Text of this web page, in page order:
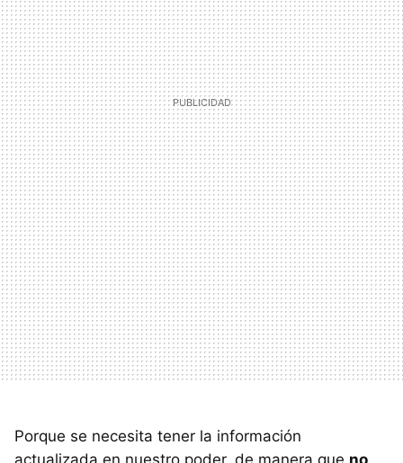
Porque se necesita tener la información